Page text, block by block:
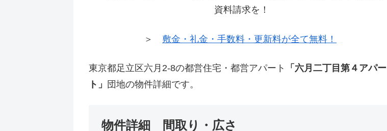
資料請求を！
＞ 敷金・礼金・手数料・更新料が全て無料！
東京都足立区六月2-8の都営住宅・都営アパート
「六月二丁目第４アパー
ト」
団地の物件詳細です。
物件詳細 間取り・広さ